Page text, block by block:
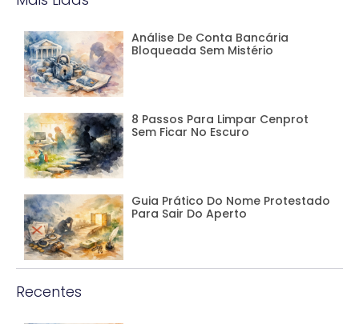
Análise De Conta Bancária
Bloqueada Sem Mistério
8 Passos Para Limpar Cenprot
Sem Ficar No Escuro
Guia Prático Do Nome Protestado
Para Sair Do Aperto
Recentes